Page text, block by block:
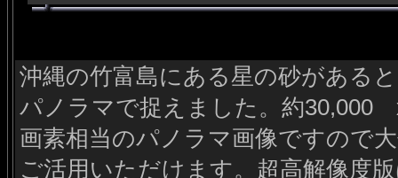
沖縄の竹富島にある星の砂がある
パノラマで捉えました。約
画素相当のパノラマ画像ですので
ご活用いただけます。超高解像度